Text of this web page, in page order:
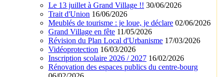
Le 13 juillet à Grand Village !! 30/06/2026
Trait d'Union 16/06/2026
Meublés de tourisme : je loue, je déclare 02/06/2026
Grand Village en fête 11/05/2026
Révision du Plan Local d'Urbanisme 17/03/2026
Vidéoprotection 16/03/2026
Inscription scolaire 2026 / 2027 16/02/2026
Rénovation des espaces publics du centre-bourg